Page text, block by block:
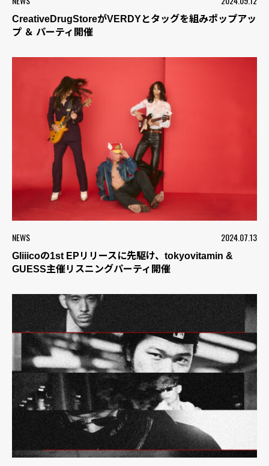
CreativeDrugStoreがVERDYとタッグを組みポップアッ
プ ＆ パーティ開催
NEWS 2024.07.13
Gliiicoの1st EPリリースに先駆け、tokyovitamin &
GUESS主催リスニングパーティ開催